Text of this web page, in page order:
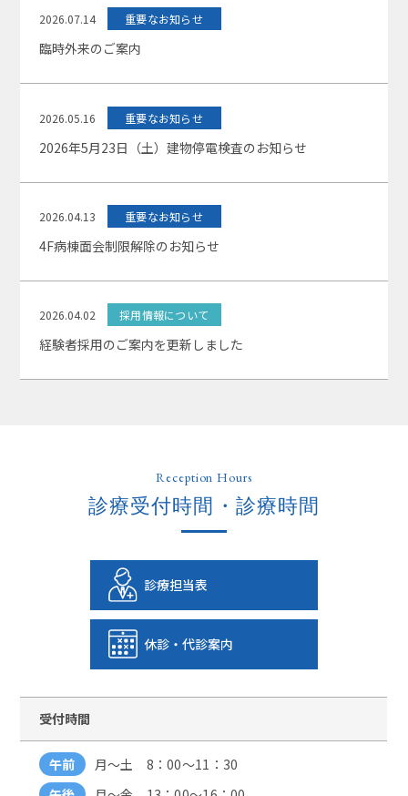
2026.07.14 重要なお知らせ
臨時外来のご案内
2026.05.16 重要なお知らせ
2026年5月23日（土）建物停電検査のお知らせ
2026.04.13 重要なお知らせ
4F病棟面会制限解除のお知らせ
2026.04.02 採用情報について
経験者採用のご案内を更新しました
Reception Hours
診療受付時間・診療時間
診療担当表
休診・代診案内
受付時間
午前
月～土 8：00～11：30